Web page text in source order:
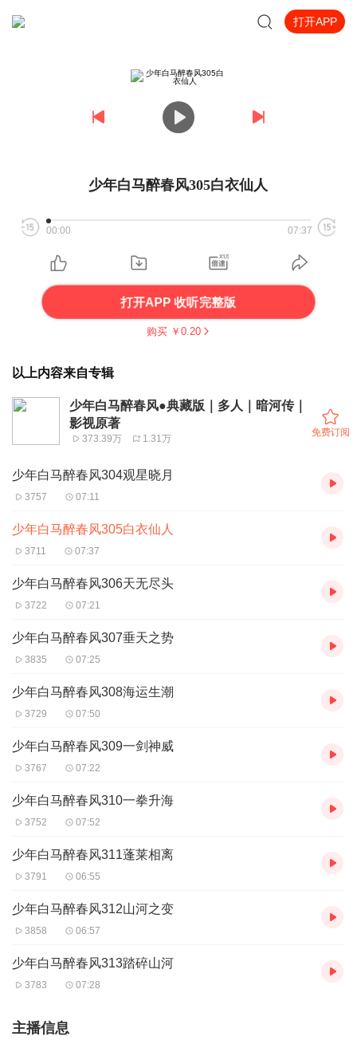
打开APP
少年白马醉春风305白衣仙人
00:00 07:37
打开APP 收听完整版
购买 ￥ 0.20
以上内容来自专辑
少年白马醉春风●典藏版｜多人｜暗河传｜
影视原著
373.39万 1.31万
免费订阅
少年白马醉春风304观星晓月
3757 07:11
少年白马醉春风305白衣仙人
3711 07:37
少年白马醉春风306天无尽头
3722 07:21
少年白马醉春风307垂天之势
3835 07:25
少年白马醉春风308海运生潮
3729 07:50
少年白马醉春风309一剑神威
3767 07:22
少年白马醉春风310一拳升海
3752 07:52
少年白马醉春风311蓬莱相离
3791 06:55
少年白马醉春风312山河之变
3858 06:57
少年白马醉春风313踏碎山河
3783 07:28
主播信息